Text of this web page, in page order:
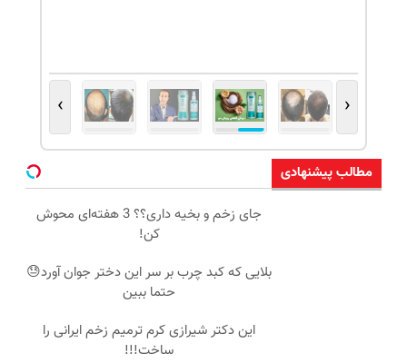
‹
›
مطالب پیشنهادی
جای زخم و بخیه داری؟؟ 3 هفته‌ای محوش
کن!
بلایی که کبد چرب بر سر این دختر جوان آورد😓
حتما ببین
این دکتر شیرازی کرم ترمیم زخم ایرانی را
ساخت!!!